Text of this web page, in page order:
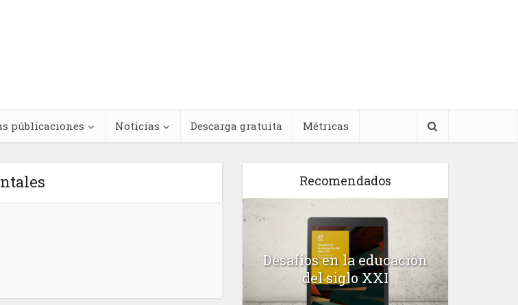
públicaciones Noticias Descarga gratuita Métricas
Recomendados
América Latina y el
Desafíos en la educación
del siglo XXI